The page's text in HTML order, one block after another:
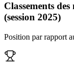
Classements
(session 2025)
Position par rapport